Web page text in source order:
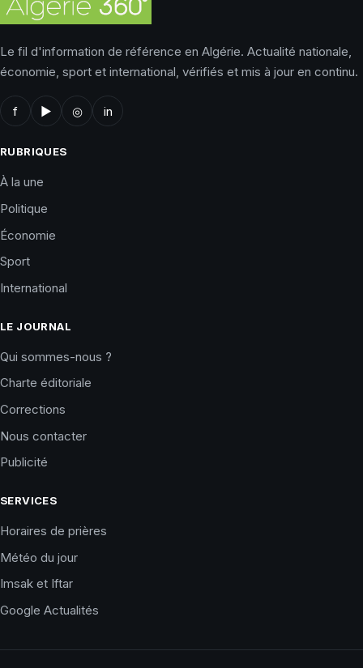
Le fil d'information de référence en Algérie. Actualité nationale,
économie, sport et international, vérifiés et mis à jour en continu.
f ▶ ◎ in
RUBRIQUES
À la une
Politique
Économie
Sport
International
LE JOURNAL
Qui sommes-nous ?
Charte éditoriale
Corrections
Nous contacter
Publicité
SERVICES
Horaires de prières
Météo du jour
Imsak et Iftar
Google Actualités